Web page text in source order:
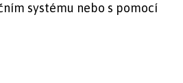
systému nebo s pomocí